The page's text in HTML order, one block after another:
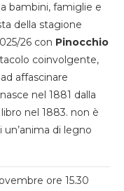
bambini, famiglie e
della stagione
26 con Pinocchio
coinvolgente,
affascinare
nel 1881 dalla
nel 1883. non è
di legno
ore 15.30